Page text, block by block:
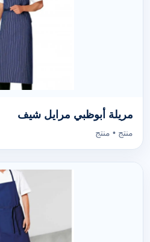
مريلة أبوظبي مرايل شيف
منتج • منتج